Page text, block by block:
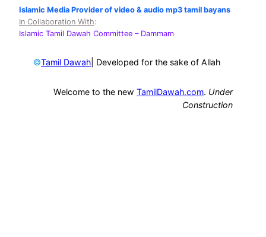
Islamic Media Provider of video & audio mp3 tamil bayans
In Collaboration With:
Islamic Tamil Dawah Committee – Dammam
©Tamil Dawah | Developed for the sake of Allah
Welcome to the new TamilDawah.com. Under
Construction